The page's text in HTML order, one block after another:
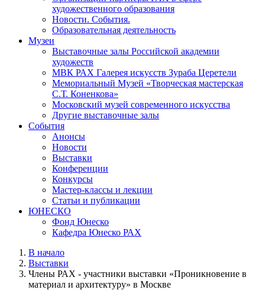
художественного образования
Новости. События.
Образовательная деятельность
Музеи
Выставочные залы Российской академии
художеств
МВК РАХ Галерея искусств Зураба Церетели
Мемориальный Музей «Творческая мастерская
С.Т. Коненкова»
Московский музей современного искусства
Другие выставочные залы
События
Анонсы
Новости
Выставки
Конференции
Конкурсы
Мастер-классы и лекции
Статьи и публикации
ЮНЕСКО
Фонд Юнеско
Кафедра Юнеско РАХ
В начало
Выставки
Члены РАХ - участники выставки «Проникновение в
материал и архитектуру» в Москве